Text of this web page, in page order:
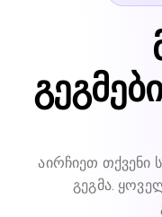
აირჩიეთ თქვენი
გეგმა.